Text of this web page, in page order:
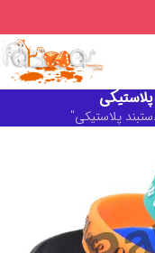
پلاستیکی"